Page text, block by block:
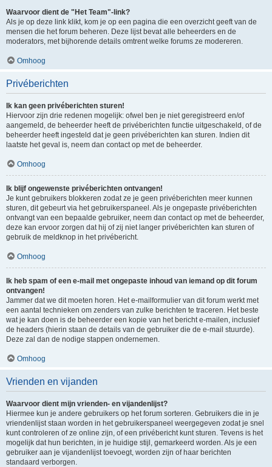
Waarvoor dient de "Het Team"-link?
Als je op deze link klikt, kom je op een pagina die een overzicht geeft van de
mensen die het forum beheren. Deze lijst bevat alle beheerders en de
moderators, met bijhorende details omtrent welke forums ze modereren.
Omhoog
Privéberichten
Ik kan geen privéberichten sturen!
Hiervoor zijn drie redenen mogelijk: ofwel ben je niet geregistreerd en/of
aangemeld, de beheerder heeft de privéberichten functie uitgeschakeld, of de
beheerder heeft ingesteld dat je geen privéberichten kan sturen. Indien dit
laatste het geval is, neem dan contact op met de beheerder.
Omhoog
Ik blijf ongewenste privéberichten ontvangen!
Je kunt gebruikers blokkeren zodat ze je geen privéberichten meer kunnen
sturen, dit gebeurt via het gebruikerspaneel. Als je ongepaste privéberichten
ontvangt van een bepaalde gebruiker, neem dan contact op met de beheerder,
deze kan ervoor zorgen dat hij of zij niet langer privéberichten kan sturen of
gebruik de meldknop in het privébericht.
Omhoog
Ik heb spam of een e-mail met ongepaste inhoud van iemand op dit forum
ontvangen!
Jammer dat we dit moeten horen. Het e-mailformulier van dit forum werkt met
een aantal technieken om zenders van zulke berichten te traceren. Het beste
wat je kan doen is de beheerder een kopie van het bericht e-mailen, inclusief
de headers (hierin staan de details van de gebruiker die de e-mail stuurde).
Deze zal dan de nodige stappen ondernemen.
Omhoog
Vrienden en vijanden
Waarvoor dient mijn vrienden- en vijandenlijst?
Hiermee kun je andere gebruikers op het forum sorteren. Gebruikers die in je
vriendenlijst staan worden in het gebruikerspaneel weergegeven zodat je snel
kunt controleren of ze online zijn, of een privébericht kunt sturen. Tevens is het
mogelijk dat hun berichten, in je huidige stijl, gemarkeerd worden. Als je een
gebruiker aan je vijandenlijst toevoegt, worden zijn of haar berichten
standaard verborgen.